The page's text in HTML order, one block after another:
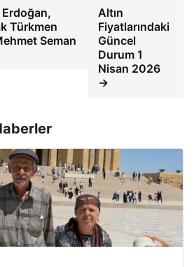
Türkmen
Seman
Altın
Fiyatlarındaki
Güncel
Durum 1
Nisan 2026
→